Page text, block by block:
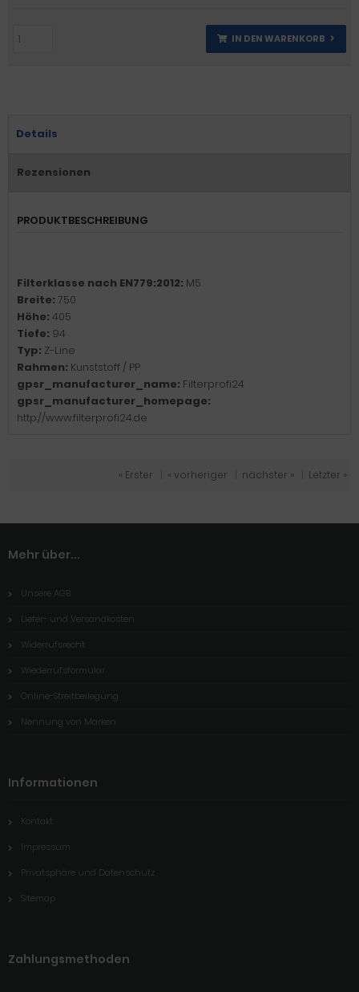
IN DEN WARENKORB
Details
Rezensionen
PRODUKTBESCHREIBUNG
Filterklasse nach EN779:2012: M5
Breite: 750
Höhe: 405
Tiefe: 94
Typ: Z-Line
Rahmen: Kunststoff / PP
gpsr_manufacturer_name: Filterprofi24
gpsr_manufacturer_homepage:
http://www.filterprofi24.de
« Erster « vorheriger nächster » Letzter »
Mehr über...
Unsere AGB
Liefer- und Versandkosten
Widerrufsrecht
Wiederrufsformular
Online-Streitbeilegung
Nennung von Marken
Informationen
Kontakt
Impressum
Privatsphäre und Datenschutz
Sitemap
Zahlungsmethoden